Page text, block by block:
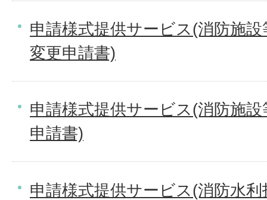
申請様式提供サービス(消防施
変更申請書)
申請様式提供サービス(消防施
申請書)
申請様式提供サービス(消防水